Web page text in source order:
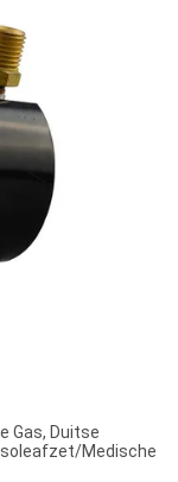
Gas, Duitse
Medische